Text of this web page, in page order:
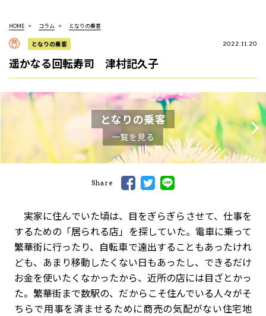
HOME コラム となりの乗客
となりの乗客 2022.11.20
遥かなる回転寿司 津村記久子
となりの乗客
一覧を見る
Share
実家に住んでいた頃は、目をぎらぎらさせて、仕事を
するための「居られる店」を探していた。電車に乗って
繁華街に行ったり、自転車で遠出することもあったけれ
ども、あまり移動したくない日もあったし、できるだけ
お金を使いたくなかったから、近所の店には目ざとかっ
た。繁華街まで数駅の、だからこそ住んでいる人々がそ
ちらで用事を済ませるために商売の気配がない住宅地